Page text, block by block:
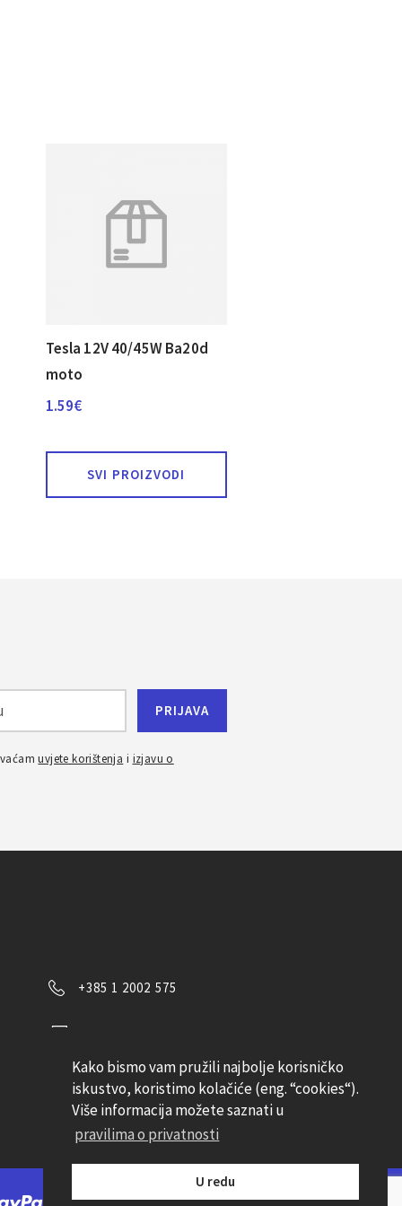
Kako bismo vam pružili najbolje korisničko
iskustvo, koristimo kolačiće (eng. “cookies“).
Više informacija možete saznati u
pravilima o privatnosti
U redu
Tesla 12V 40/45W Ba20d
moto
1.59€
SVI PROIZVODI
uvjete korištenja i izjavu o
+385 1 2002 575
Pratite nas